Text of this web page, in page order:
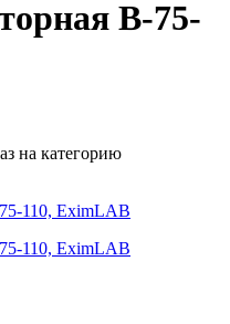
В-75-
на категорию